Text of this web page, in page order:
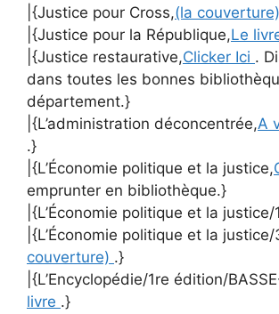
|{Justice pour Cross,(la couverture)
|{Justice pour la République,Le
|{Justice restaurative,Clicker Ici .
dans toutes les bonnes
département.}
|{L’administration déconcentrée,A
.}
|{L’Économie politique et la justice,
emprunter en bibliothèque.}
|{L’Économie politique et la justice/
|{L’Économie politique et la justice/
couverture) .}
|{L’Encyclopédie/1re édition/
livre .}